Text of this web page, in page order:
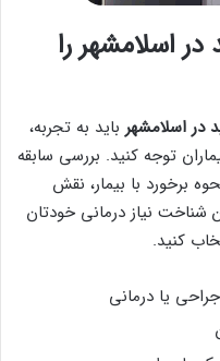
در اسلامشهر را
در اسلامشهر باید به تجربه،
توجه کنید. بررسی سابقه
برخورد با بیمار، نقش
نیاز درمانی خودتان
کنید.
یا درمانی